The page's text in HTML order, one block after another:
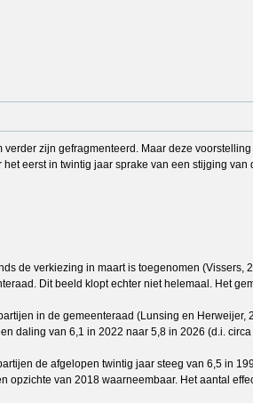
zijn gefragmenteerd. Maar deze
eerst in twintig jaar sprake van een stijging
de verkiezing in maart is toegenomen
Dit beeld klopt echter niet helemaal. Het
in de gemeenteraad (Lunsing en
van 6,1 in 2022 naar 5,8 in 2026 (d.i.
de afgelopen twintig jaar steeg van 6,5 in
van 2018 waarneembaar. Het aantal